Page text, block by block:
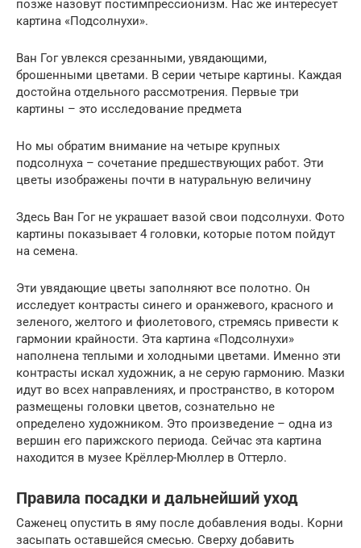
позже назовут постимпрессионизм. Нас же интересует
картина «Подсолнухи».
Ван Гог увлекся срезанными, увядающими,
брошенными цветами. В серии четыре картины. Каждая
достойна отдельного рассмотрения. Первые три
картины – это исследование предмета
Но мы обратим внимание на четыре крупных
подсолнуха – сочетание предшествующих работ. Эти
цветы изображены почти в натуральную величину
Здесь Ван Гог не украшает вазой свои подсолнухи. Фото
картины показывает 4 головки, которые потом пойдут
на семена.
Эти увядающие цветы заполняют все полотно. Он
исследует контрасты синего и оранжевого, красного и
зеленого, желтого и фиолетового, стремясь привести к
гармонии крайности. Эта картина «Подсолнухи»
наполнена теплыми и холодными цветами. Именно эти
контрасты искал художник, а не серую гармонию. Мазки
идут во всех направлениях, и пространство, в котором
размещены головки цветов, сознательно не
определено художником. Это произведение – одна из
вершин его парижского периода. Сейчас эта картина
находится в музее Крёллер-Мюллер в Оттерло.
Правила посадки и дальнейший уход
Саженец опустить в яму после добавления воды. Корни
засыпать оставшейся смесью. Сверху добавить